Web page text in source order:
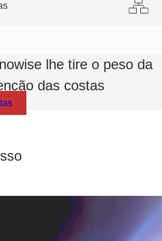
lhe tire o peso da
das costas